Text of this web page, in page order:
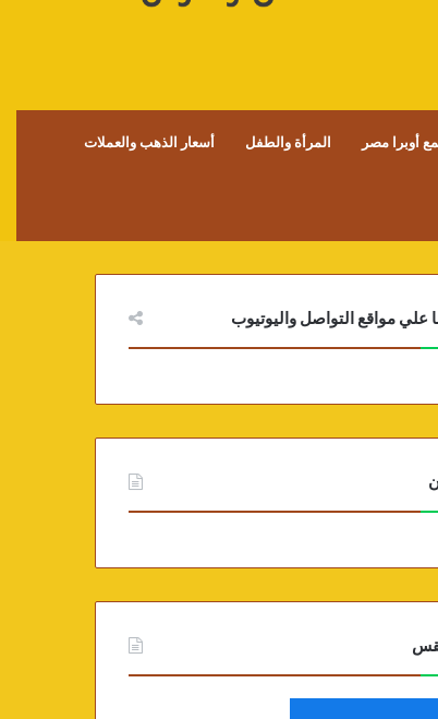
أوبرا مصر المرأة والطفل أسعار الذهب والعملات
علي مواقع التواصل واليوتيوب